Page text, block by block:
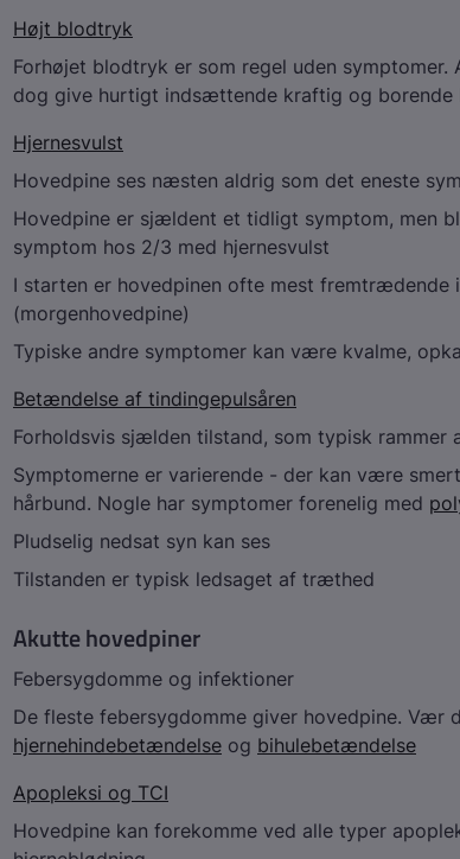
Højt blodtryk
Forhøjet blodtryk er som regel uden
dog give hurtigt indsættende kraftig og borende
Hjernesvulst
Hovedpine ses næsten aldrig som det eneste
Hovedpine er sjældent et tidligt symptom, men
symptom hos 2/3 med hjernesvulst
I starten er hovedpinen ofte mest fremtrædende
(morgenhovedpine)
Typiske andre symptomer kan være kvalme,
Betændelse af tindingepulsåren
Forholdsvis sjælden tilstand, som typisk rammer
Symptomerne er varierende - der kan være
hårbund. Nogle har symptomer forenelig med
Pludselig nedsat syn kan ses
Tilstanden er typisk ledsaget af træthed
Akutte hovedpiner
Febersygdomme og infektioner
De fleste febersygdomme giver hovedpine.
hjernehindebetændelse og bihulebetændelse
Apopleksi og TCI
Hovedpine kan forekomme ved alle typer